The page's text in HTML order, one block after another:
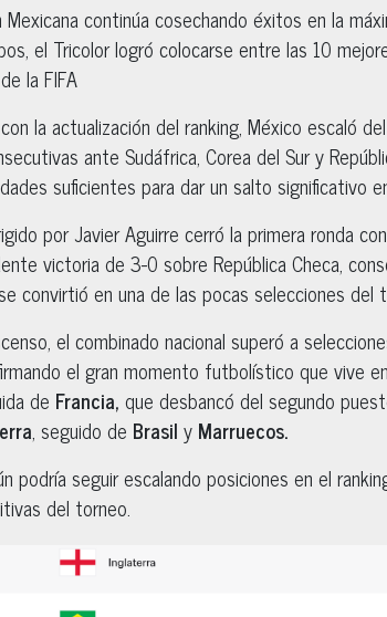
Mexicana continúa cosechando éxitos en la
el Tricolor logró colocarse entre las 10
la FIFA
la actualización del ranking, México escaló
ante Sudáfrica, Corea del Sur y
suficientes para dar un salto significativo
por Javier Aguirre cerró la primera ronda
victoria de 3-0 sobre República Checa,
convirtió en una de las pocas selecciones
el combinado nacional superó a
el gran momento futbolístico que vive
de Francia, que desbancó del segundo
, seguido de Brasil y Marruecos.
podría seguir escalando posiciones en el
del torneo.